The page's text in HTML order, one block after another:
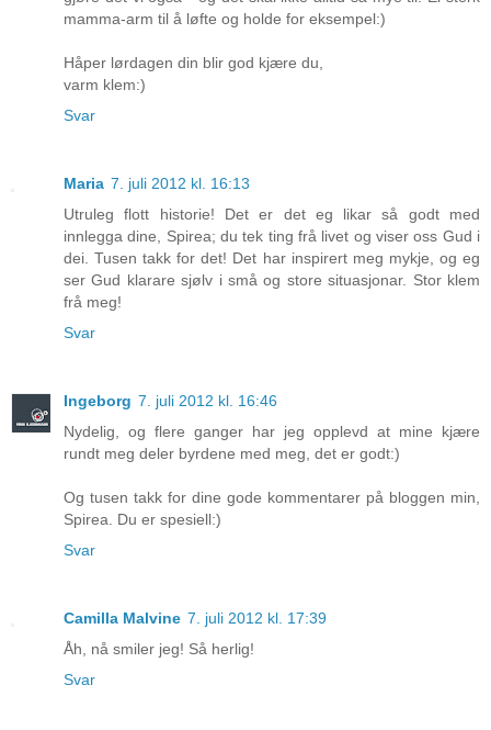
mamma-arm til å løfte og holde for eksempel:)
Håper lørdagen din blir god kjære du,
varm klem:)
Svar
Maria 7. juli 2012 kl. 16:13
Utruleg flott historie! Det er det eg likar så godt med
innlegga dine, Spirea; du tek ting frå livet og viser oss Gud i
dei. Tusen takk for det! Det har inspirert meg mykje, og eg
ser Gud klarare sjølv i små og store situasjonar. Stor klem
frå meg!
Svar
Ingeborg 7. juli 2012 kl. 16:46
Nydelig, og flere ganger har jeg opplevd at mine kjære
rundt meg deler byrdene med meg, det er godt:)
Og tusen takk for dine gode kommentarer på bloggen min,
Spirea. Du er spesiell:)
Svar
Camilla Malvine 7. juli 2012 kl. 17:39
Åh, nå smiler jeg! Så herlig!
Svar